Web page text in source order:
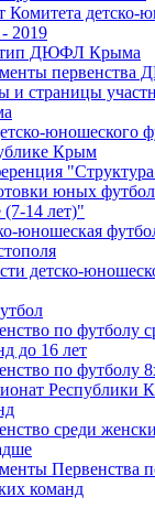
Комитета детско-
2019
ДЮФЛ Крыма
и страницы
юношеского
Крым
юных
(7-14 лет)"
юношеская
детско-
по футболу
до 16 лет
по футболу
Республики
среди
Первенства
команд